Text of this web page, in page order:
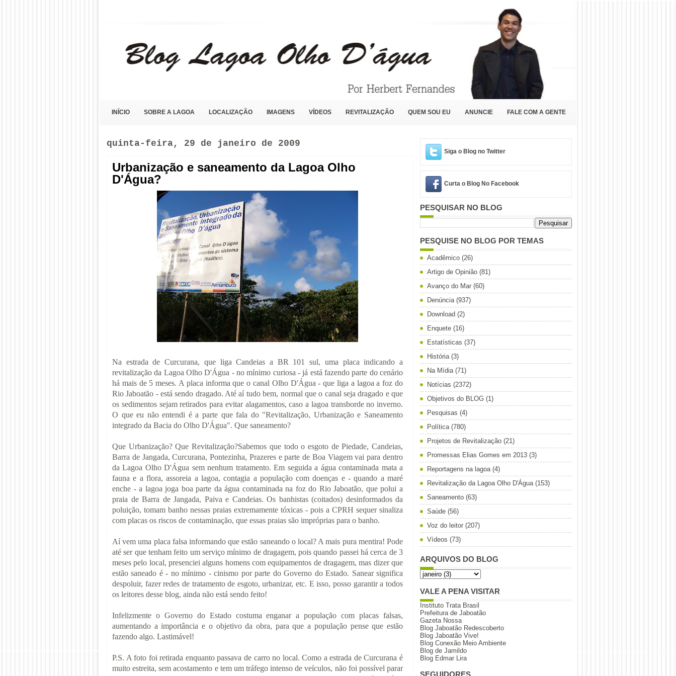
INÍCIO SOBRE A LAGOA LOCALIZAÇÃO IMAGENS VÍDEOS REVITALIZAÇÃO QUEM SOU EU ANUNCIE FALE COM A GENTE
quinta-feira, 29 de janeiro de 2009
Urbanização e saneamento da Lagoa Olho
D'Água?
Na estrada de Curcurana, que liga Candeias a BR 101 sul, uma placa indicando a
revitalização da Lagoa Olho D'Água - no mínimo curiosa - já está fazendo parte do cenário
há mais de 5 meses. A placa informa que o canal Olho D'Água - que liga a lagoa a foz do
Rio Jaboatão - está sendo dragado. Até aí tudo bem, normal que o canal seja dragado e que
os sedimentos sejam retirados para evitar alagamentos, caso a lagoa transborde no inverno.
O que eu não entendi é a parte que fala do "Revitalização, Urbanização e Saneamento
integrado da Bacia do Olho D'Água". Que saneamento?
Que Urbanização? Que Revitalização?Sabemos que todo o esgoto de Piedade, Candeias,
Barra de Jangada, Curcurana, Pontezinha, Prazeres e parte de Boa Viagem vai para dentro
da Lagoa Olho D'Água sem nenhum tratamento. Em seguida a água contaminada mata a
fauna e a flora, assoreia a lagoa, contagia a população com doenças e - quando a maré
enche - a lagoa joga boa parte da água contaminada na foz do Rio Jaboatão, que polui a
praia de Barra de Jangada, Paiva e Candeias. Os banhistas (coitados) desinformados da
poluição, tomam banho nessas praias extremamente tóxicas - pois a CPRH sequer sinaliza
com placas os riscos de contaminação, que essas praias são impróprias para o banho.
Aí vem uma placa falsa informando que estão saneando o local? A mais pura mentira! Pode
até ser que tenham feito um serviço mínimo de dragagem, pois quando passei há cerca de 3
meses pelo local, presenciei alguns homens com equipamentos de dragagem, mas dizer que
estão saneado é - no mínimo - cinismo por parte do Governo do Estado. Sanear significa
despoluir, fazer redes de tratamento de esgoto, urbanizar, etc. E isso, posso garantir a todos
os leitores desse blog, ainda não está sendo feito!
Infelizmente o Governo do Estado costuma enganar a população com placas falsas,
aumentando a importância e o objetivo da obra, para que a população pense que estão
fazendo algo. Lastimável!
P.S. A foto foi retirada enquanto passava de carro no local. Como a estrada de Curcurana é
muito estreita, sem acostamento e tem um tráfego intenso de veículos, não foi possível parar
Siga o Blog no Twitter
Curta o Blog No Facebook
PESQUISAR NO BLOG
PESQUISE NO BLOG POR TEMAS
Acadêmico (26)
Artigo de Opinião (81)
Avanço do Mar (60)
Denúncia (937)
Download (2)
Enquete (16)
Estatísticas (37)
História (3)
Na Mídia (71)
Notícias (2372)
Objetivos do BLOG (1)
Pesquisas (4)
Política (780)
Projetos de Revitalização (21)
Promessas Elias Gomes em 2013 (3)
Reportagens na lagoa (4)
Revitalização da Lagoa Olho D'Água (153)
Saneamento (63)
Saúde (56)
Voz do leitor (207)
Vídeos (73)
ARQUIVOS DO BLOG
VALE A PENA VISITAR
Instituto Trata Brasil
Prefeitura de Jaboatão
Gazeta Nossa
Blog Jaboatão Redescoberto
Blog Jaboatão Vive!
Blog Conexão Meio Ambiente
Blog de Jamildo
Blog Edmar Lira
SEGUIDORES